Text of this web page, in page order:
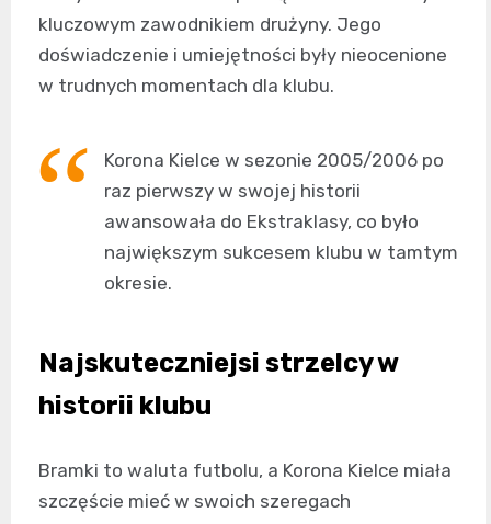
kluczowym zawodnikiem drużyny. Jego
doświadczenie i umiejętności były nieocenione
w trudnych momentach dla klubu.
Korona Kielce w sezonie 2005/2006 po
raz pierwszy w swojej historii
awansowała do Ekstraklasy, co było
największym sukcesem klubu w tamtym
okresie.
Najskuteczniejsi strzelcy w
historii klubu
Bramki to waluta futbolu, a Korona Kielce miała
szczęście mieć w swoich szeregach